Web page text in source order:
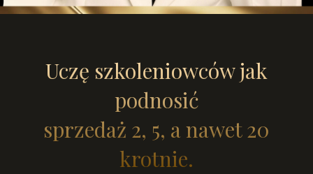
Uczę szkoleniowców jak
podnosić
sprzedaż 2, 5, a nawet 20
krotnie.